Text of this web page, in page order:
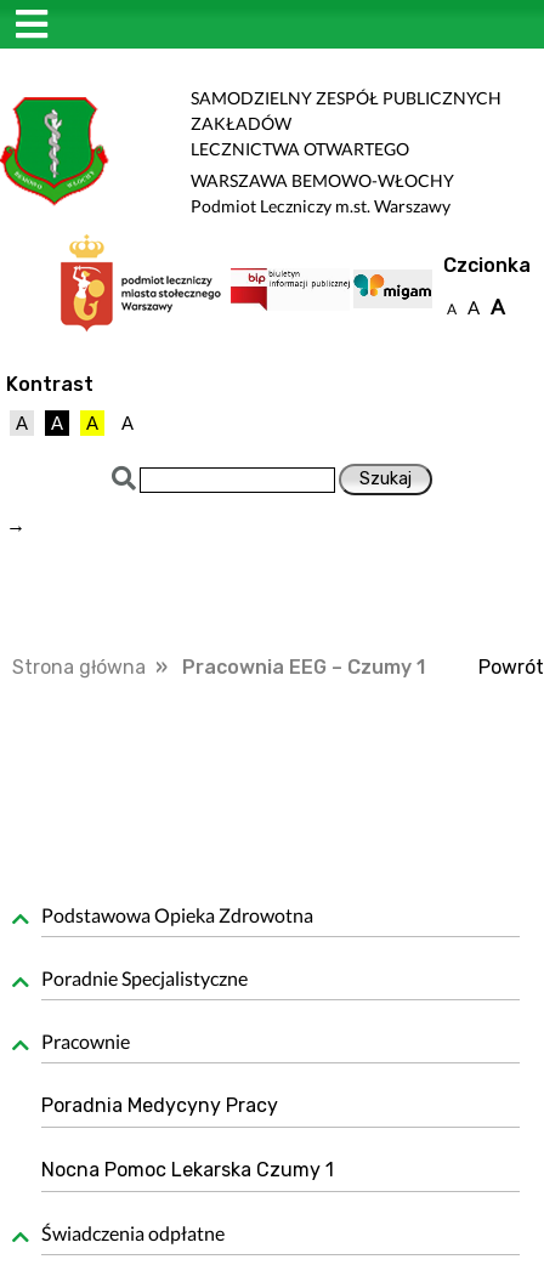
SAMODZIELNY ZESPÓŁ PUBLICZNYCH
ZAKŁADÓW
LECZNICTWA OTWARTEGO
WARSZAWA BEMOWO-WŁOCHY
Podmiot Leczniczy m.st. Warszawy
Czcionka
A A A
Kontrast
A A A A
→
Strona główna » Pracownia EEG – Czumy 1 Powrót
Podstawowa Opieka Zdrowotna
Poradnie Specjalistyczne
Pracownie
Poradnia Medycyny Pracy
Nocna Pomoc Lekarska Czumy 1
Świadczenia odpłatne